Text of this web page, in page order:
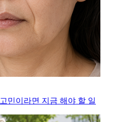
민이라면 지금 해야 할 일